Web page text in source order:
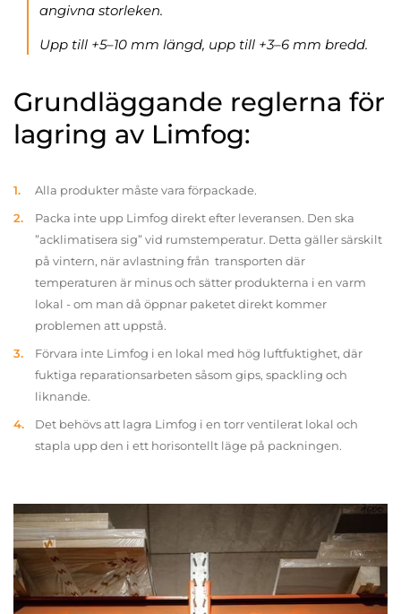
angivna storleken.
Upp till +5–10 mm längd, upp till +3–6 mm bredd.
Grundläggande reglerna för
lagring av Limfog:
Alla produkter måste vara förpackade.
Packa inte upp Limfog direkt efter leveransen. Den ska
”acklimatisera sig” vid rumstemperatur. Detta gäller särskilt
på vintern, när avlastning från transporten där
temperaturen är minus och sätter produkterna i en varm
lokal - om man då öppnar paketet direkt kommer
problemen att uppstå.
Förvara inte Limfog i en lokal med hög luftfuktighet, där
fuktiga reparationsarbeten såsom gips, spackling och
liknande.
Det behövs att lagra Limfog i en torr ventilerat lokal och
stapla upp den i ett horisontellt läge på packningen.